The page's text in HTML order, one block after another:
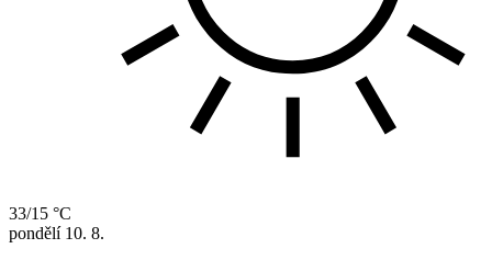
33/15 °C
pondělí 10. 8.